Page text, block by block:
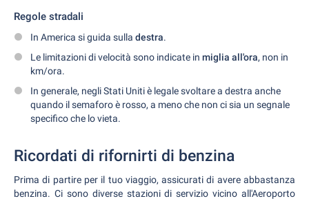
Regole stradali
In America si guida sulla destra.
Le limitazioni di velocità sono indicate in miglia all'ora, non in
km/ora.
In generale, negli Stati Uniti è legale svoltare a destra anche
quando il semaforo è rosso, a meno che non ci sia un segnale
specifico che lo vieta.
Ricordati di rifornirti di benzina
Prima di partire per il tuo viaggio, assicurati di avere abbastanza
benzina. Ci sono diverse stazioni di servizio vicino all'Aeroporto